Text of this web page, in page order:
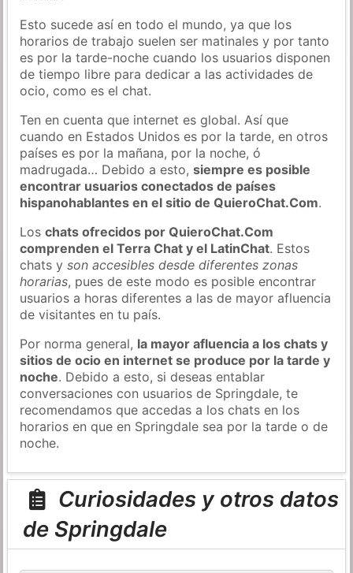
Esto sucede así en todo el mundo, ya que los
horarios de trabajo suelen ser matinales y por tanto
es por la tarde-noche cuando los usuarios disponen
de tiempo libre para dedicar a las actividades de
ocio, como es el chat.
Ten en cuenta que internet es global. Así que
cuando en Estados Unidos es por la tarde, en otros
países es por la mañana, por la noche, ó
madrugada… Debido a esto,siempre es posible
encontrar usuarios conectados de países
hispanohablantes en el sitio de QuieroChat.Com.
Loschats ofrecidos por QuieroChat.Com
comprenden el Terra Chat y el LatinChat. Estos
chats yson accesibles desde diferentes zonas
horarias, pues de este modo es posible encontrar
usuarios a horas diferentes a las de mayor afluencia
de visitantes en tu país.
Por norma general, la mayor afluencia a los chats y
sitios de ocio en internet se produce por la tarde y
noche. Debido a esto, si deseas entablar
conversaciones con usuarios de Springdale, te
recomendamos que accedas a los chats en los
horarios en que en Springdale sea por la tarde o de
noche.
Curiosidades y otros datos
de Springdale